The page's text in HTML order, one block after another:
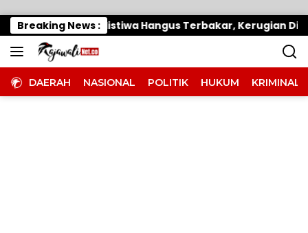
Breaking News :
Khatulistiwa Hangus Terbakar, Kerugian Ditaksir
DAERAH NASIONAL POLITIK HUKUM KRIMINAL